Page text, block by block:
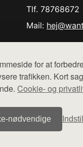
for at
trafikken. Kort
Cookie- og
Tlf. 78768672
Mail:
varer fra denne side